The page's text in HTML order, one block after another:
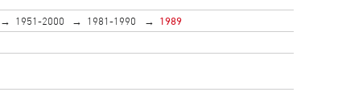
1951-2000 1981-1990
1989